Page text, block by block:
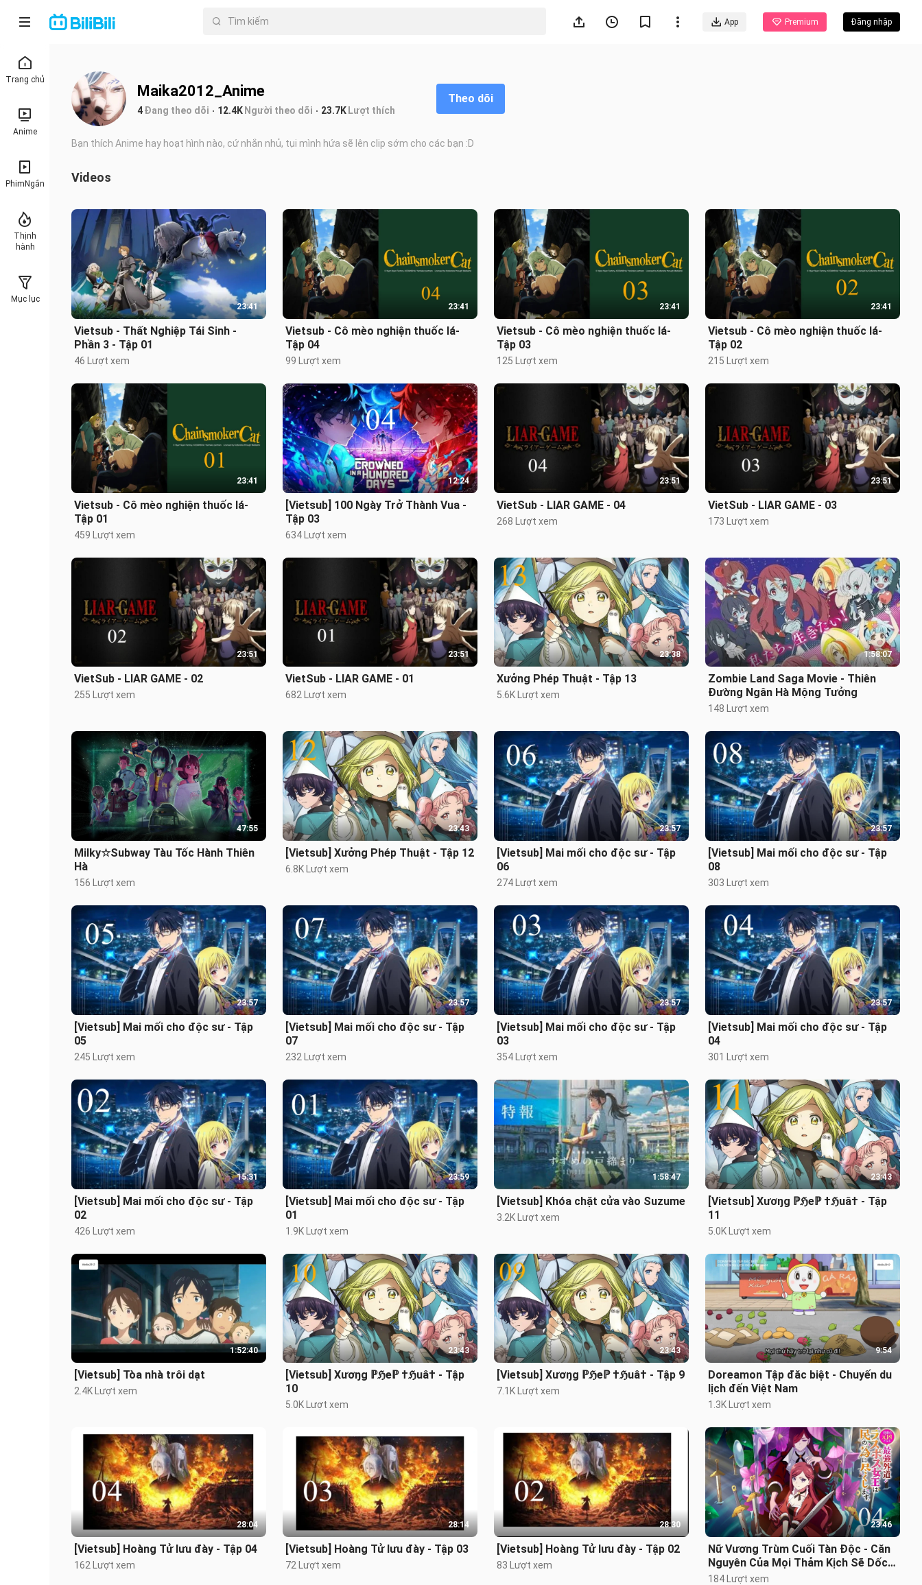
App Premium Đăng nhập
Trang chủ
Anime
PhimNgắn
Thịnh
hành
Mục lục
Maika2012_Anime
4Đang theo dõi 12.4KNgười theo dõi 23.7KLượt thích
Theo dõi
Bạn thích Anime hay hoạt hình nào, cứ nhắn nhủ, tụi mình hứa sẽ lên clip sớm cho các bạn :D
Videos
23:41
Vietsub - Thất Nghiệp Tái Sinh -
Phần 3 - Tập 01
46 Lượt xem
23:41
Vietsub - Cô mèo nghiện thuốc lá-
Tập 04
99 Lượt xem
23:41
Vietsub - Cô mèo nghiện thuốc lá-
Tập 03
125 Lượt xem
23:41
Vietsub - Cô mèo nghiện thuốc lá-
Tập 02
215 Lượt xem
23:41
Vietsub - Cô mèo nghiện thuốc lá-
Tập 01
459 Lượt xem
12:24
[Vietsub] 100 Ngày Trở Thành Vua -
Tập 03
634 Lượt xem
23:51
VietSub - LIAR GAME - 04
268 Lượt xem
23:51
VietSub - LIAR GAME - 03
173 Lượt xem
23:51
VietSub - LIAR GAME - 02
255 Lượt xem
23:51
VietSub - LIAR GAME - 01
682 Lượt xem
23:38
Xưởng Phép Thuật - Tập 13
5.6K Lượt xem
1:58:07
Zombie Land Saga Movie - Thiên
Đường Ngân Hà Mộng Tưởng
148 Lượt xem
47:55
Milky☆Subway Tàu Tốc Hành Thiên
Hà
156 Lượt xem
23:43
[Vietsub] Xưởng Phép Thuật - Tập 12
6.8K Lượt xem
23:57
[Vietsub] Mai mối cho độc sư - Tập
06
274 Lượt xem
23:57
[Vietsub] Mai mối cho độc sư - Tập
08
303 Lượt xem
23:57
[Vietsub] Mai mối cho độc sư - Tập
05
245 Lượt xem
23:57
[Vietsub] Mai mối cho độc sư - Tập
07
232 Lượt xem
23:57
[Vietsub] Mai mối cho độc sư - Tập
03
354 Lượt xem
23:57
[Vietsub] Mai mối cho độc sư - Tập
04
301 Lượt xem
15:31
[Vietsub] Mai mối cho độc sư - Tập
02
426 Lượt xem
23:59
[Vietsub] Mai mối cho độc sư - Tập
01
1.9K Lượt xem
1:58:47
[Vietsub] Khóa chặt cửa vào Suzume
3.2K Lượt xem
23:43
[Vietsub] Xươŋg ℙℌeℙ †ℌuâ† - Tập
11
5.0K Lượt xem
1:52:40
[Vietsub] Tòa nhà trôi dạt
2.4K Lượt xem
23:43
[Vietsub] Xươŋg ℙℌeℙ †ℌuâ† - Tập
10
5.0K Lượt xem
23:43
[Vietsub] Xươŋg ℙℌeℙ †ℌuâ† - Tập 9
7.1K Lượt xem
9:54
Doreamon Tập đăc biệt - Chuyến du
lịch đến Việt Nam
1.3K Lượt xem
28:04
[Vietsub] Hoàng Tử lưu đày - Tập 04
162 Lượt xem
28:14
[Vietsub] Hoàng Tử lưu đày - Tập 03
72 Lượt xem
28:30
[Vietsub] Hoàng Tử lưu đày - Tập 02
83 Lượt xem
23:46
Nữ Vương Trùm Cuối Tàn Độc - Căn
Nguyên Của Mọi Thảm Kịch Sẽ Dốc
Sức Vì Người Dân - Phần 2 - Tập 04
184 Lượt xem